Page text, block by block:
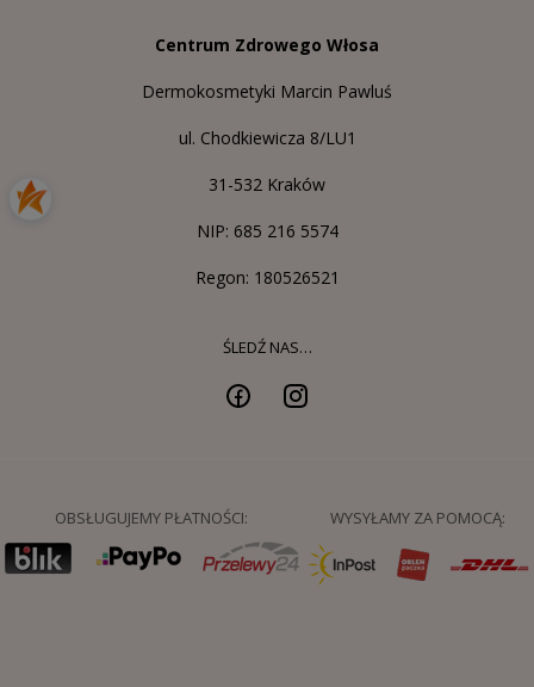
Centrum Zdrowego Włosa
Dermokosmetyki Marcin Pawluś
ul. Chodkiewicza 8/LU1
31-532 Kraków
NIP: 685 216 5574
Regon: 180526521
ŚLEDŹ NAS…
OBSŁUGUJEMY PŁATNOŚCI: WYSYŁAMY ZA POMOCĄ: